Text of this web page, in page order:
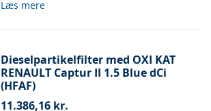
Læs mere
Dieselpartikelfilter med OXI KAT
RENAULT Captur II 1.5 Blue dCi
(HFAF)
11.386,16 kr.